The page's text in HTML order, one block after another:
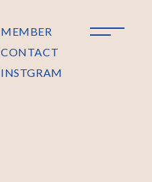
MEMBER
CONTACT
INSTGRAM